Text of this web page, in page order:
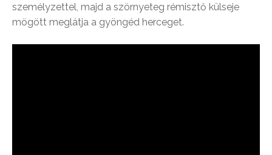
személyzettel, majd a szörnyeteg rémisztő külseje
mögött meglátja a gyöngéd herceget.